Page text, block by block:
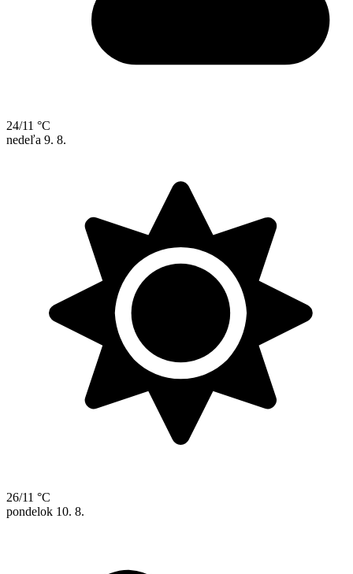
24/11 °C
nedeľa 9. 8.
26/11 °C
pondelok 10. 8.